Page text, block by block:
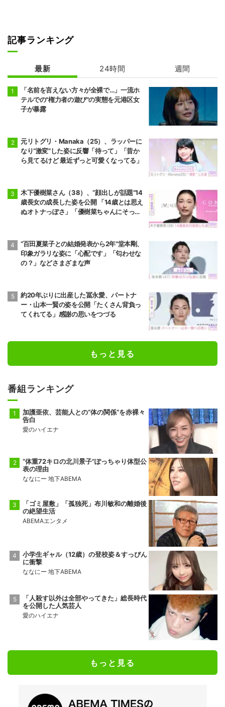
記事ランキング
最新 24時間 週間
「名前を言えない方々が全裸で…」一流ホ
テルでの"権力者の遊び"の実態を元港区女
子が暴露
元リトグリ・Manaka（25）、ラッパーに
なり“激変”した姿に反響「待って」「昔か
ら見てるけど 最近ずっと可愛くなってる」
木下優樹菜さん（38）、“顔出しが話題”14
歳長女の成長した姿を公開 「14歳とは思え
ぬオトナっぽさ」「優樹菜ちゃんにそっく
“百田夏菜子との結婚発表から2年”堂本剛、
印象ガラリな姿に「心配です」「匂わせな
の？」などさまざまな声
約20年ぶりに出産した冨永愛、パートナ
ー・山本一賢の姿を公開「たくさん背負っ
てくれてる」感謝の思いをつづる
もっと見る
番組ランキング
加護亜依、芸能人との“体の関係”を赤裸々
告白
愛のハイエナ
“体重72キロの北川景子”ぽっちゃり体型公
表の理由
ななにー 地下ABEMA
「ゴミ屋敷」「孤独死」布川敏和の離婚後
の絶望生活
ABEMAエンタメ
小学生ギャル（12歳）の登校姿＆すっぴん
に衝撃
ななにー 地下ABEMA
「人殺す以外は全部やってきた」総長時代
を公開した人気芸人
愛のハイエナ
もっと見る